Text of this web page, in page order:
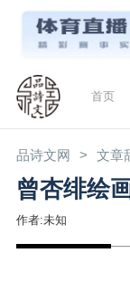
首页
品诗文网 文章
曾杏绯绘
作者:未知